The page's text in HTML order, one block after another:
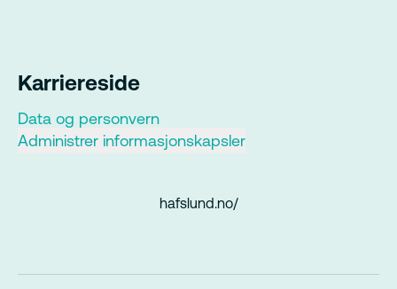
Karriereside
Data og personvern
Administrer informasjonskapsler
hafslund.no/